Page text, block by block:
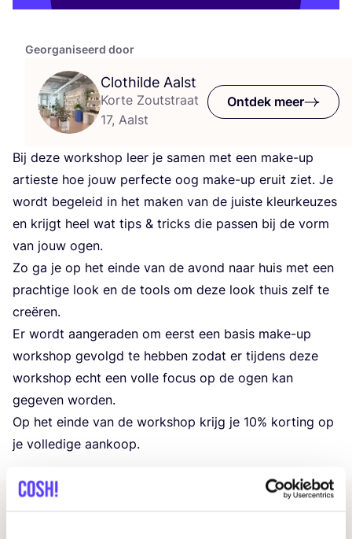
Georganiseerd door
Clothilde Aalst
Korte Zoutstraat
17, Aalst
Ontdek meer
Bij deze work­shop leer je samen met een make-up
arties­te hoe jouw per­fec­te oog make-up eruit ziet. Je
wordt bege­leid in het maken van de juis­te kleur­keu­zes
en krijgt heel wat tips & tricks die pas­sen bij de vorm
van jouw ogen.
Zo ga je op het ein­de van de avond naar huis met een
prach­ti­ge look en de tools om deze look thuis zelf te
creëren.
Er wordt aan­ge­ra­den om eerst een basis make-up
work­shop gevolgd te heb­ben zodat er tij­dens deze
work­shop echt een vol­le focus op de ogen kan
gege­ven worden.
Op het ein­de van de work­shop krijg je 10% kor­ting op
je vol­le­di­ge aankoop.